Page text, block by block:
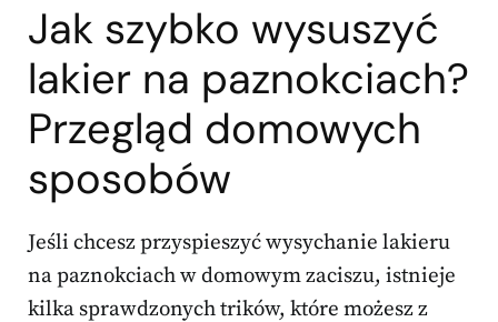
Jak szybko wysuszyć
lakier na paznokciach?
Przegląd domowych
sposobów
Jeśli chcesz przyspieszyć wysychanie lakieru
na paznokciach w domowym zaciszu, istnieje
kilka sprawdzonych trików, które możesz z